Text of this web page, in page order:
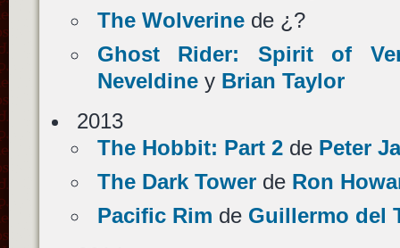
The Wolverinede ¿?
Ghost Rider: Spirit of
Neveldiney Brian Taylor
2013
The Hobbit: Part 2de Peter
The Dark Towerde Ron
Pacific Rim de Guillermo del